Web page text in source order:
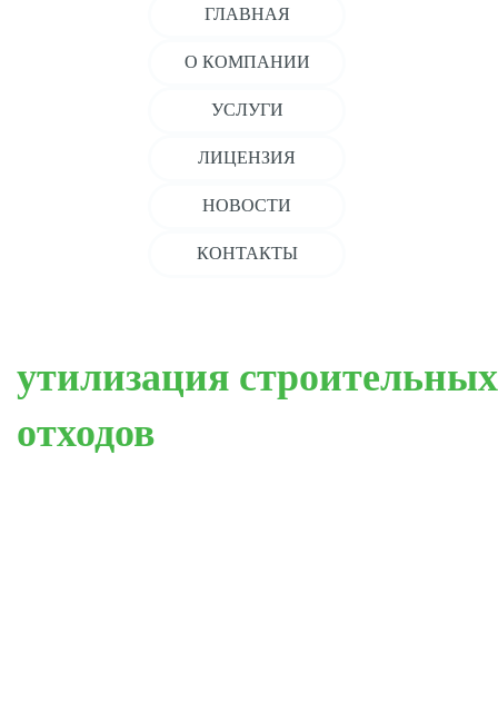
ГЛАВНАЯ
О КОМПАНИИ
УСЛУГИ
ЛИЦЕНЗИЯ
НОВОСТИ
КОНТАКТЫ
утилизация строительных
отходов